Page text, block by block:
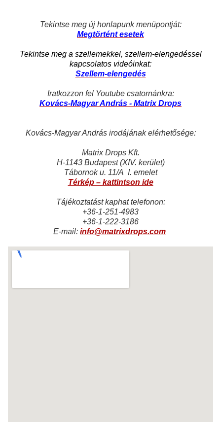
Tekintse meg új honlapunk menüpontját:
Megtörtént esetek
Tekintse meg a szellemekkel, szellem-elengedéssel
kapcsolatos videóinkat:
Szellem-elengedés
Iratkozzon fel Youtube csatornánkra:
Kovács-Magyar András - Matrix Drops
Kovács-Magyar András irodájának elérhetősége:
Matrix Drops Kft.
H-1143 Budapest (XIV. kerület)
Tábornok u. 11/A I. emelet
Térkép – kattintson ide
Tájékoztatást kaphat telefonon:
+36-1-251-4983
+36-1-222-3186
E-mail: info@matrixdrops.com